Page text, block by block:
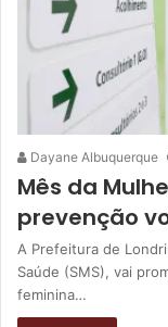
Dayane Albuquerque
Mês da
prevenção
A Prefeitura de
Saúde (SMS), vai
feminina…